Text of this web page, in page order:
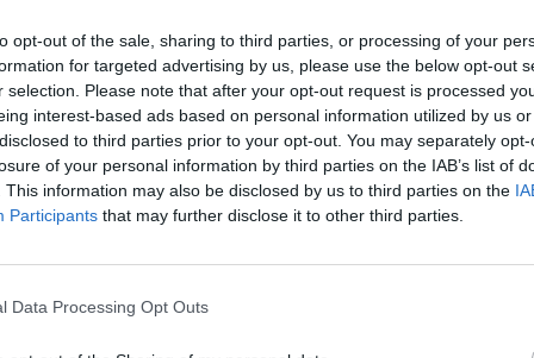
opt-out of the sale, sharing to third parties, or processing of your
for targeted advertising by us, please use the below opt-out
selection. Please note that after your opt-out request is processed
interest-based ads based on personal information utilized by us
to third parties prior to your opt-out. You may separately
of your personal information by third parties on the IAB’s list of
This information may also be disclosed by us to third parties on the
Participants that may further disclose it to other third parties.
Data Processing Opt Outs
Έκτοτε, και επί 40 χρόνια (1985-2025) οι οικισμοί
με ελάχιστες περιπτώσεις Πολεοδόμησης τους ή
λόγω της μακροχρόνιας – άνω της 10ετίας –
Διατάγματος την επανοριοθέτηση των Οικισμών μέσα
Πολεοδομικά Σχέδια (ΤΠΣ & ΕΠΣ), μετά από απαίτηση
δεν ήταν εξουσιοδοτημένοι αρμοδίως για το
το παρελθόν και λιγότερο το παρόν χωρίς να
και η αναπτυξιακή προοπτική κάθε οικισμού (π.χ.
νέου αεροδρομίου)